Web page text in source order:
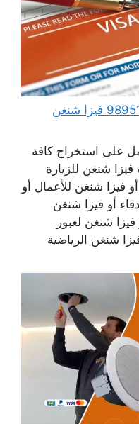
مكتب استخراج فيزا شنغن 98951133 فيزا شنغن
على استخراج كافة
شنغن للزيارة
فيزا شنغن للأعمال أو
أو فيزا شنغن
شنغن لعبور
شنغن الرياضية